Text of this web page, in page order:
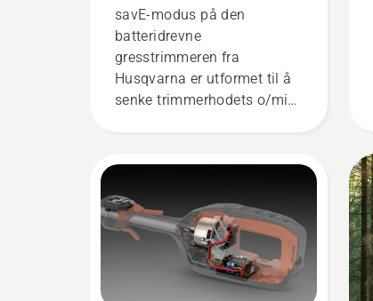
gresstrimmeren
savE-modus på den
batteridrevne
gresstrimmeren fra
Husqvarna er utformet til å
senke trimmerhodets o/min
dreiemomentet slik at
batteriet under klipping av
tynt gress. Trykk på én
knapp på den batteridrevne
trimmeren for å
aktivere/deaktivere savE-